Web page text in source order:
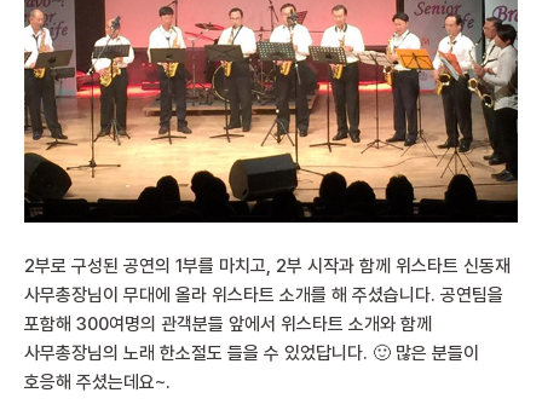
2부로 구성된 공연의 1부를 마치고, 2부 시작과 함께 위스타트 신동재
사무총장님이 무대에 올라 위스타트 소개를 해 주셨습니다. 공연팀을
포함해 300여명의 관객분들 앞에서 위스타트 소개와 함께
사무총장님의 노래 한소절도 들을 수 있었답니다. 🙂 많은 분들이
호응해 주셨는데요~.